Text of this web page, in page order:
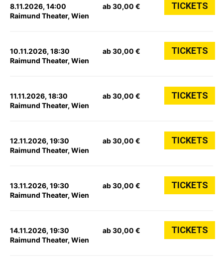
8.11.2026, 14:00
Raimund Theater, Wien
ab 30,00 € TICKETS
10.11.2026, 18:30
Raimund Theater, Wien
ab 30,00 € TICKETS
11.11.2026, 18:30
Raimund Theater, Wien
ab 30,00 € TICKETS
12.11.2026, 19:30
Raimund Theater, Wien
ab 30,00 € TICKETS
13.11.2026, 19:30
Raimund Theater, Wien
ab 30,00 € TICKETS
14.11.2026, 19:30
Raimund Theater, Wien
ab 30,00 € TICKETS